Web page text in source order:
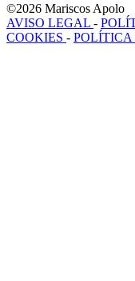
©2026 Mariscos Apolo
AVISO LEGAL -
COOKIES -